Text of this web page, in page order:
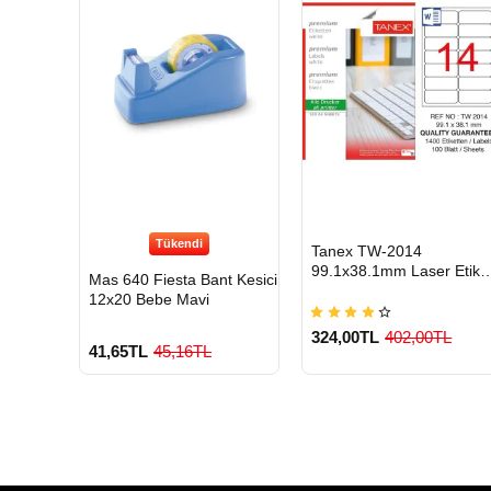
Tükendi
Mas 640 Fiesta Bant Kesici
12x20 Bebe Mavi
41,65TL 45,16TL
GÖNDERİ
Tanex TW-2014
99.1x38.1mm Laser
324,00TL 402,00TL